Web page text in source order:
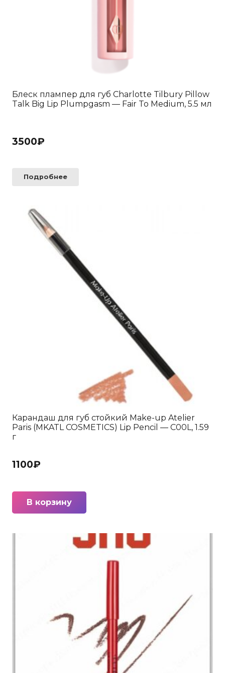
Блеск плампер для губ Charlotte Tilbury Pillow
Talk Big Lip Plumpgasm — Fair To Medium, 5.5 мл
3500₽
Подробнее
Карандаш для губ стойкий Make-up Atelier
Paris (MKATL COSMETICS) Lip Pencil — C00L, 1.59
г
1100₽
В корзину